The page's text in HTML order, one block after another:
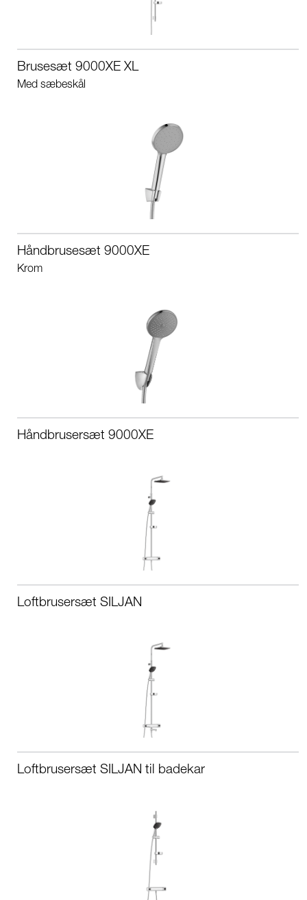
Brusesæt 9000XE XL
Med sæbeskål
Håndbrusesæt 9000XE
Krom
Håndbrusersæt 9000XE
Loftbrusersæt SILJAN
Loftbrusersæt SILJAN til badekar